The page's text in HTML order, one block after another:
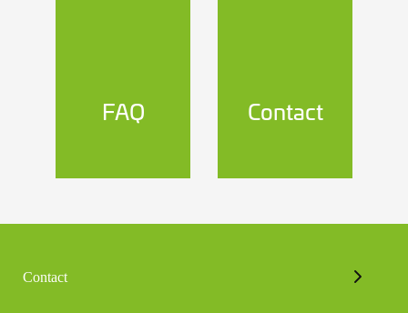
FAQ Contact
Contact